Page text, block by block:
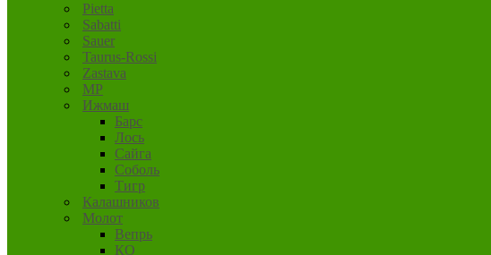
Pietta
Sabatti
Sauer
Taurus-Rossi
Zastava
MP
Ижмаш
Барс
Лось
Сайга
Соболь
Тигр
Калашников
Молот
Вепрь
КО